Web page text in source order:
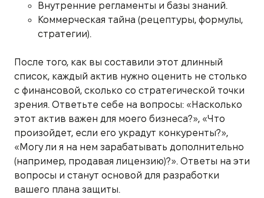
Внутренние регламенты и базы знаний.
Коммерческая тайна (рецептуры, формулы,
стратегии).
После того, как вы составили этот длинный
список, каждый актив нужно оценить не столько
с финансовой, сколько со стратегической точки
зрения. Ответьте себе на вопросы: «Насколько
этот актив важен для моего бизнеса?», «Что
произойдет, если его украдут конкуренты?»,
«Могу ли я на нем зарабатывать дополнительно
(например, продавая лицензию)?». Ответы на эти
вопросы и станут основой для разработки
вашего плана защиты.